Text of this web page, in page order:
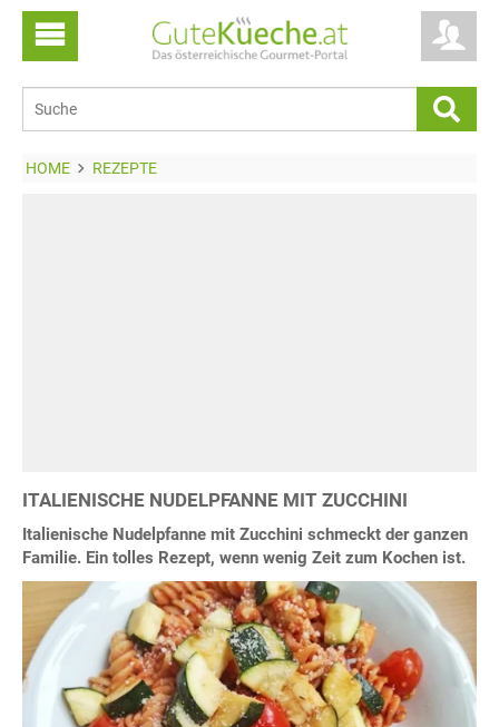
HOME REZEPTE
ITALIENISCHE NUDELPFANNE MIT ZUCCHINI
Italienische Nudelpfanne mit Zucchini schmeckt der ganzen
Familie. Ein tolles Rezept, wenn wenig Zeit zum Kochen ist.